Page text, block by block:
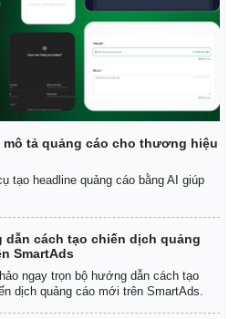
tả quảng cáo cho thương hiệu
tạo headline quảng cáo bằng AI giúp
dẫn cách tạo chiến dịch quảng
SmartAds
ngay trọn bộ hướng dẫn cách tạo
dịch quảng cáo mới trên SmartAds.